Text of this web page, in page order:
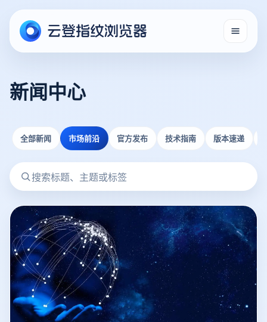
新闻中心
全部新闻 市场前沿 官方发布 技术指南 版本速递